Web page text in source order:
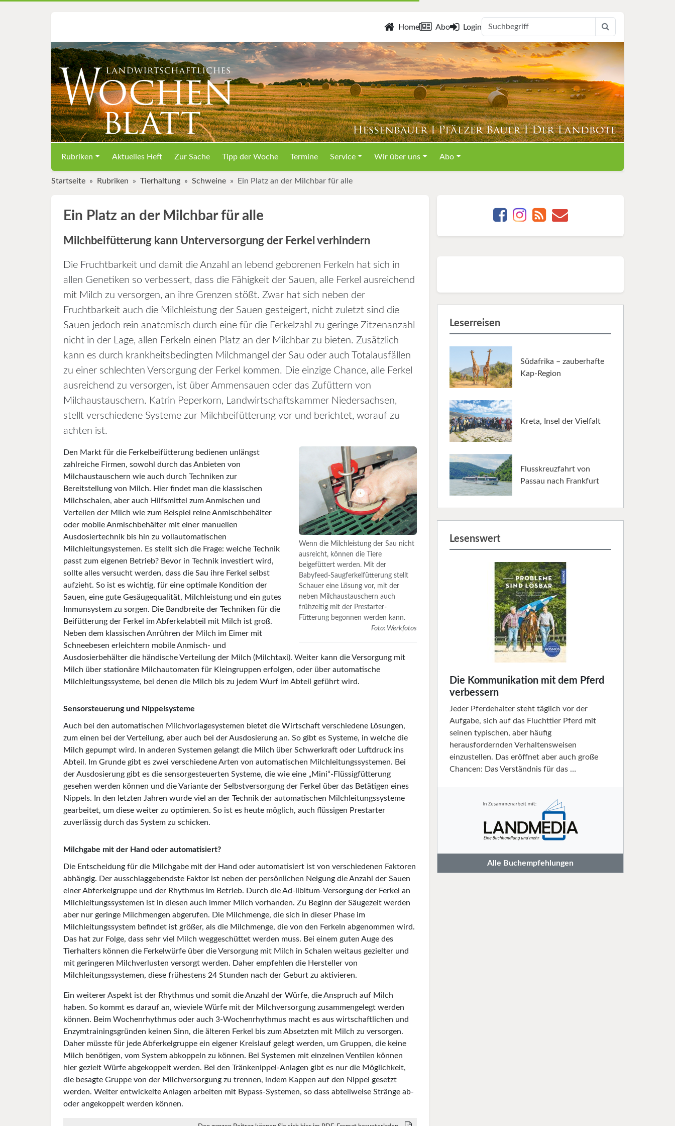
Home Abo Login
Rubriken Aktuelles Heft Zur Sache Tipp der Woche Termine Service Wir über uns Abo
Startseite Rubriken Tierhaltung Schweine Ein Platz an der Milchbar für alle
Ein Platz an der Milchbar für alle
Milchbeifütterung kann Unterversorgung der Ferkel verhindern
Die Fruchtbarkeit und damit die Anzahl an lebend geborenen Ferkeln hat sich in
allen Genetiken so verbessert, dass die Fähigkeit der Sauen, alle Ferkel ausreichend
mit Milch zu versorgen, an ihre Grenzen stößt. Zwar hat sich neben der
Fruchtbarkeit auch die Milchleistung der Sauen gesteigert, nicht zuletzt sind die
Sauen jedoch rein anatomisch durch eine für die Ferkelzahl zu geringe Zitzenanzahl
nicht in der Lage, allen Ferkeln einen Platz an der Milchbar zu bieten. Zusätzlich
kann es durch krankheitsbedingten Milchmangel der Sau oder auch Totalausfällen
zu einer schlechten Versorgung der Ferkel kommen. Die einzige Chance, alle Ferkel
ausreichend zu versorgen, ist über Ammensauen oder das Zufüttern von
Milchaustauschern. Katrin Peperkorn, Landwirtschaftskammer Niedersachsen,
stellt verschiedene Systeme zur Milchbeifütterung vor und berichtet, worauf zu
achten ist.
Wenn die Milchleistung der Sau nicht
ausreicht, können die Tiere
beigefüttert werden. Mit der
Babyfeed-Saugferkelfütterung stellt
Schauer eine Lösung vor, mit der
neben Milchaustauschern auch
frühzeitig mit der Prestarter-
Fütterung begonnen werden kann.
Foto: Werkfotos
Den Markt für die Ferkelbeifütterung bedienen unlängst
zahlreiche Firmen, sowohl durch das Anbieten von
Milchaustauschern wie auch durch Techniken zur
Bereitstellung von Milch. Hier findet man die klassischen
Milchschalen, aber auch Hilfsmittel zum Anmischen und
Verteilen der Milch wie zum Beispiel reine Anmischbehälter
oder mobile Anmischbehälter mit einer manuellen
Ausdosiertechnik bis hin zu vollautomatischen
Milchleitungsystemen. Es stellt sich die Frage: welche Technik
passt zum eigenen Betrieb? Bevor in Technik investiert wird,
sollte alles versucht werden, dass die Sau ihre Ferkel selbst
aufzieht. So ist es wichtig, für eine optimale Kondition der
Sauen, eine gute Gesäugequalität, Milchleistung und ein gutes
Immunsystem zu sorgen. Die Bandbreite der Techniken für die
Beifütterung der Ferkel im Abferkelabteil mit Milch ist groß.
Neben dem klassischen Anrühren der Milch im Eimer mit
Schneebesen erleichtern mobile Anmisch- und
Ausdosierbehälter die händische Verteilung der Milch (Milchtaxi). Weiter kann die Versorgung mit
Milch über stationäre Milchautomaten für Kleingruppen erfolgen, oder über automatische
Milchleitungssysteme, bei denen die Milch bis zu jedem Wurf im Abteil geführt wird.
Sensorsteuerung und Nippelsysteme
Auch bei den automatischen Milchvorlagesystemen bietet die Wirtschaft verschiedene Lösungen,
zum einen bei der Verteilung, aber auch bei der Ausdosierung an. So gibt es Systeme, in welche die
Milch gepumpt wird. In anderen Systemen gelangt die Milch über Schwerkraft oder Luftdruck ins
Abteil. Im Grunde gibt es zwei verschiedene Arten von automatischen Milchleitungssystemen. Bei
der Ausdosierung gibt es die sensorgesteuerten Systeme, die wie eine „Mini“-Flüssigfütterung
gesehen werden können und die Variante der Selbstversorgung der Ferkel über das Betätigen eines
Nippels. In den letzten Jahren wurde viel an der Technik der automatischen Milchleitungssysteme
gearbeitet, um diese weiter zu optimieren. So ist es heute möglich, auch flüssigen Prestarter
zuverlässig durch das System zu schicken.
Milchgabe mit der Hand oder automatisiert?
Die Entscheidung für die Milchgabe mit der Hand oder automatisiert ist von verschiedenen Faktoren
abhängig. Der ausschlaggebendste Faktor ist neben der persönlichen Neigung die Anzahl der Sauen
einer Abferkelgruppe und der Rhythmus im Betrieb. Durch die Ad-libitum-Versorgung der Ferkel an
Milchleitungssystemen ist in diesen auch immer Milch vorhanden. Zu Beginn der Säugezeit werden
aber nur geringe Milchmengen abgerufen. Die Milchmenge, die sich in dieser Phase im
Milchleitungssystem befindet ist größer, als die Milchmenge, die von den Ferkeln abgenommen wird.
Das hat zur Folge, dass sehr viel Milch weggeschüttet werden muss. Bei einem guten Auge des
Tierhalters können die Ferkelwürfe über die Versorgung mit Milch in Schalen weitaus gezielter und
mit geringeren Milchverlusten versorgt werden. Daher empfehlen die Hersteller von
Milchleitungssystemen, diese frühestens 24 Stunden nach der Geburt zu aktivieren.
Ein weiterer Aspekt ist der Rhythmus und somit die Anzahl der Würfe, die Anspruch auf Milch
haben. So kommt es darauf an, wieviele Würfe mit der Milchversorgung zusammengelegt werden
können. Beim Wochenrhythmus oder auch 3-Wochenrhythmus macht es aus wirtschaftlichen und
Enzymtrainingsgründen keinen Sinn, die älteren Ferkel bis zum Absetzten mit Milch zu versorgen.
Daher müsste für jede Abferkelgruppe ein eigener Kreislauf gelegt werden, um Gruppen, die keine
Milch benötigen, vom System abkoppeln zu können. Bei Systemen mit einzelnen Ventilen können
hier gezielt Würfe abgekoppelt werden. Bei den Tränke­nippel-Anlagen gibt es nur die Möglichkeit,
die besagte Gruppe von der Milchversorgung zu trennen, indem Kappen auf den Nippel gesetzt
werden. Weiter entwickelte Anlagen arbeiten mit Bypass-Systemen, so dass abteilweise Stränge ab-
oder angekoppelt werden können.
Leserreisen
Südafrika – zauberhafte
Kap-Region
Kreta, Insel der Vielfalt
Flusskreuzfahrt von
Passau nach Frankfurt
Lesenswert
Die Kommunikation mit dem Pferd
verbessern
Jeder Pferdehalter steht täglich vor der
Aufgabe, sich auf das Fluchttier Pferd mit
seinen typischen, aber häufig
herausfordernden Verhaltensweisen
einzustellen. Das eröffnet aber auch große
Chancen: Das Verständnis für das …
Alle Buchempfehlungen